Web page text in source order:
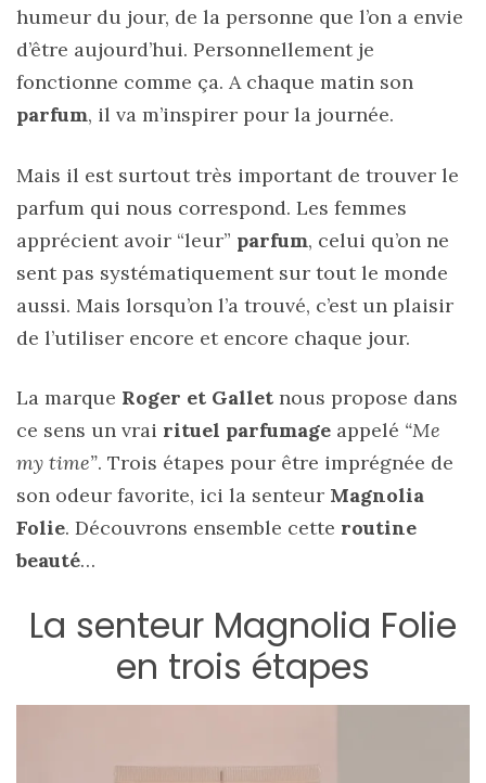
humeur du jour, de la personne que l’on a envie
d’être aujourd’hui. Personnellement je
fonctionne comme ça. A chaque matin son
parfum, il va m’inspirer pour la journée.
Mais il est surtout très important de trouver le
parfum qui nous correspond. Les femmes
apprécient avoir “leur” parfum, celui qu’on ne
sent pas systématiquement sur tout le monde
aussi. Mais lorsqu’on l’a trouvé, c’est un plaisir
de l’utiliser encore et encore chaque jour.
La marque Roger et Gallet nous propose dans
ce sens un vrai rituel parfumage appelé “Me
my time”. Trois étapes pour être imprégnée de
son odeur favorite, ici la senteur Magnolia
Folie. Découvrons ensemble cette routine
beauté…
La senteur Magnolia Folie
en trois étapes